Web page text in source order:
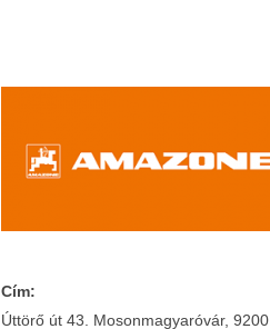
Cím:
Úttörő út 43. Mosonmagyaróvár, 9200